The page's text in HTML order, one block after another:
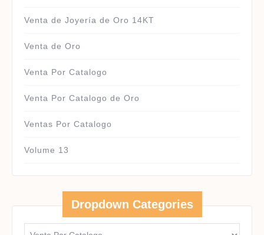
Venta de Joyería de Oro 14KT
Venta de Oro
Venta Por Catalogo
Venta Por Catalogo de Oro
Ventas Por Catalogo
Volume 13
Dropdown Categories